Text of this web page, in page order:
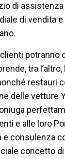
di
di vendita
tra
restauri
delle vetture
e alle loro
consulenza
concetto